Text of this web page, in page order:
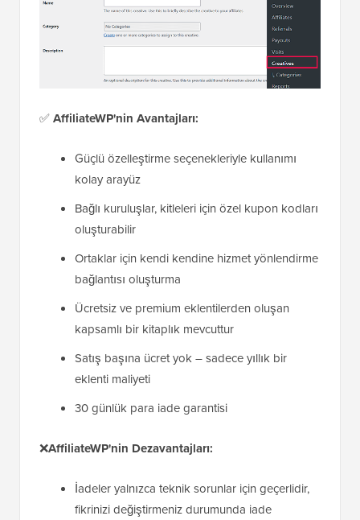
✅AffiliateWP'nin Avantajları:
Güçlü özelleştirme seçenekleriyle kullanımı
kolay arayüz
Bağlı kuruluşlar, kitleleri için özel kupon kodları
oluşturabilir
Ortaklar için kendi kendine hizmet yönlendirme
bağlantısı oluşturma
Ücretsiz ve premium eklentilerden oluşan
kapsamlı bir kitaplık mevcuttur
Satış başına ücret yok – sadece yıllık bir
eklenti maliyeti
30 günlük para iade garantisi
❌AffiliateWP'nin Dezavantajları:
İadeler yalnızca teknik sorunlar için geçerlidir,
fikrinizi değiştirmeniz durumunda iade